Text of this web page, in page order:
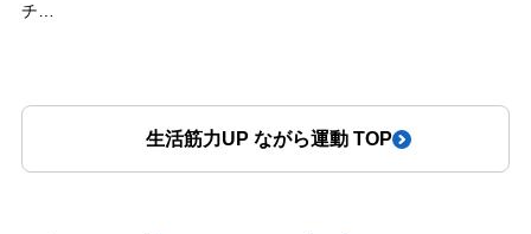
チ…
生活筋力UP ながら運動 TOP